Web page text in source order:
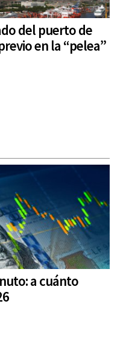
del puerto de
en la “pelea”
a cuánto